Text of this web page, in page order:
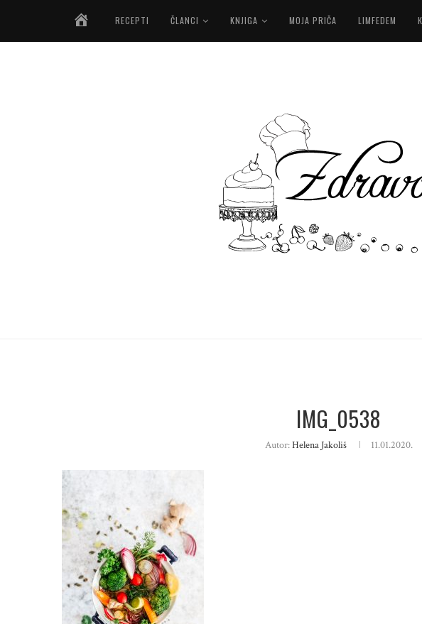
NASLOVNICA
RECEPTI ČLANCI KNJIGA MOJA PRIČA LIMFEDEM
IMG_0538
Autor:Helena Jakoliš 11.01.2020.